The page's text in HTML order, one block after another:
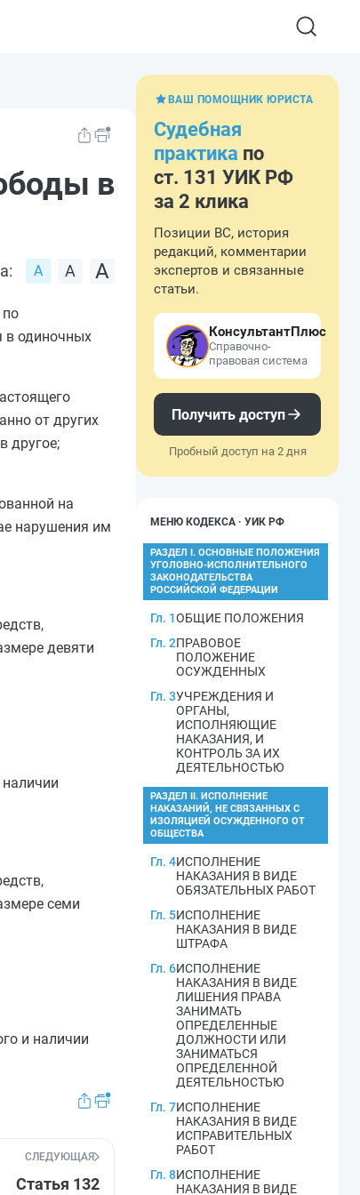
в
в одиночных
от других
другое;
на
нарушения им
девяти
семи
и наличии
СЛЕДУЮЩАЯ
Статья 132
ВАШ ПОМОЩНИК ЮРИСТА
Судебная
практика по
ст. 131 УИК РФ
за 2 клика
Позиции ВС, история
редакций, комментарии
экспертов и связанные
статьи.
КонсультантПлюс
Справочно-
правовая система
Получить доступ
Пробный доступ на 2 дня
МЕНЮ КОДЕКСА · УИК РФ
РАЗДЕЛ I. ОСНОВНЫЕ ПОЛОЖЕНИЯ
УГОЛОВНО-ИСПОЛНИТЕЛЬНОГО
ЗАКОНОДАТЕЛЬСТВА
РОССИЙСКОЙ ФЕДЕРАЦИИ
Гл. 1ОБЩИЕ ПОЛОЖЕНИЯ
Гл. 2ПРАВОВОЕ
ПОЛОЖЕНИЕ
ОСУЖДЕННЫХ
Гл. 3УЧРЕЖДЕНИЯ И
ОРГАНЫ,
ИСПОЛНЯЮЩИЕ
НАКАЗАНИЯ, И
КОНТРОЛЬ ЗА ИХ
ДЕЯТЕЛЬНОСТЬЮ
РАЗДЕЛ II. ИСПОЛНЕНИЕ
НАКАЗАНИЙ, НЕ СВЯЗАННЫХ С
ИЗОЛЯЦИЕЙ ОСУЖДЕННОГО ОТ
ОБЩЕСТВА
Гл. 4ИСПОЛНЕНИЕ
НАКАЗАНИЯ В ВИДЕ
ОБЯЗАТЕЛЬНЫХ РАБОТ
Гл. 5ИСПОЛНЕНИЕ
НАКАЗАНИЯ В ВИДЕ
ШТРАФА
Гл. 6ИСПОЛНЕНИЕ
НАКАЗАНИЯ В ВИДЕ
ЛИШЕНИЯ ПРАВА
ЗАНИМАТЬ
ОПРЕДЕЛЕННЫЕ
ДОЛЖНОСТИ ИЛИ
ЗАНИМАТЬСЯ
ОПРЕДЕЛЕННОЙ
ДЕЯТЕЛЬНОСТЬЮ
Гл. 7ИСПОЛНЕНИЕ
НАКАЗАНИЯ В ВИДЕ
ИСПРАВИТЕЛЬНЫХ
РАБОТ
Гл. 8ИСПОЛНЕНИЕ
НАКАЗАНИЯ В ВИДЕ